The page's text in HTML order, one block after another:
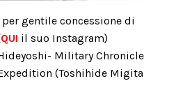
per gentile concessione di
QUI il suo Instagram)
Military Chronicle
(Toshihide Migita